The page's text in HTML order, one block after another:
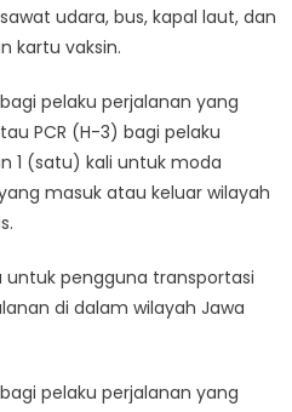
udara, bus, kapal laut, dan
kartu vaksin.
pelaku perjalanan yang
PCR (H-3) bagi pelaku
1 (satu) kali untuk moda
masuk atau keluar wilayah
pengguna transportasi
di dalam wilayah Jawa
pelaku perjalanan yang